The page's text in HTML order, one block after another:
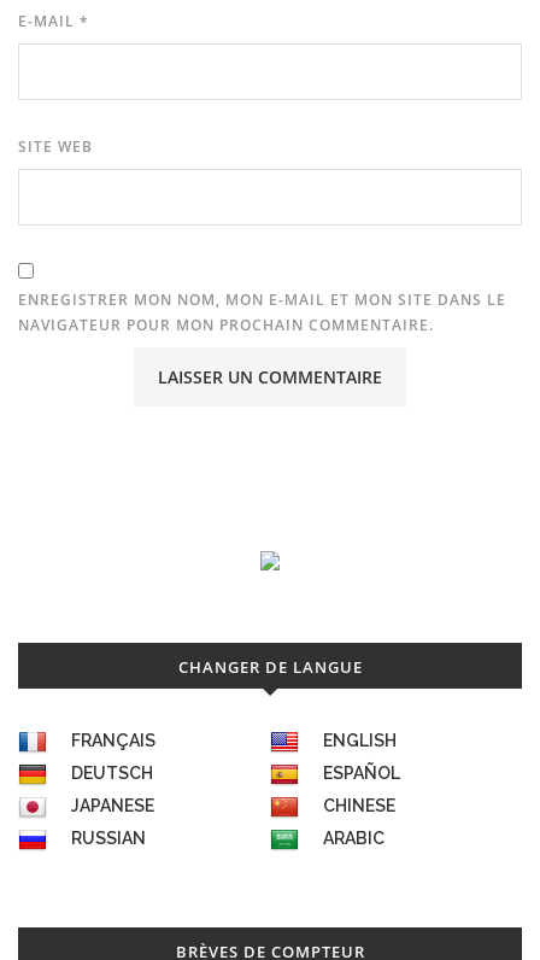
E-MAIL *
SITE WEB
ENREGISTRER MON NOM, MON E-MAIL ET MON SITE DANS LE
NAVIGATEUR POUR MON PROCHAIN COMMENTAIRE.
CHANGER DE LANGUE
FRANÇAIS
ENGLISH
DEUTSCH
ESPAÑOL
JAPANESE
CHINESE
RUSSIAN
ARABIC
BRÈVES DE COMPTEUR